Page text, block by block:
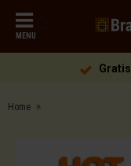
MENU
Gratis
Home